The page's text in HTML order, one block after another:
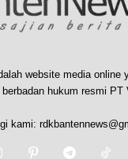
website media online
hukum resmi PT
kami: